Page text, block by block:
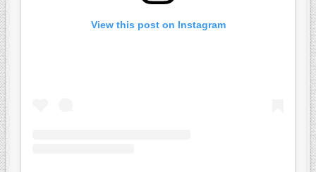
View this post on Instagram